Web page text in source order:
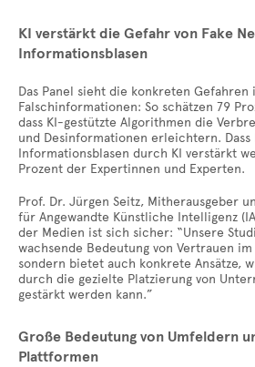
KI verstärkt die Gefahr von Fake
Informationsblasen
Das Panel sieht die konkreten
Falschinformationen: So schätzen 79
dass KI-gestützte Algorithmen die
und Desinformationen erleichtern.
Informationsblasen durch KI verstärkt
Prozent der Expertinnen und Experten.
Prof. Dr. Jürgen Seitz, Mitherausgeber
für Angewandte Künstliche Intelligenz
der Medien ist sich sicher: “Unsere
wachsende Bedeutung von Vertrauen
sondern bietet auch konkrete Ansätze,
durch die gezielte Platzierung von
gestärkt werden kann.”
Große Bedeutung von Umfeldern
Plattformen